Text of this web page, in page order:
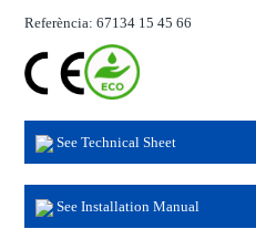
Referència: 67134 15 45 66
See Technical Sheet
See Installation Manual